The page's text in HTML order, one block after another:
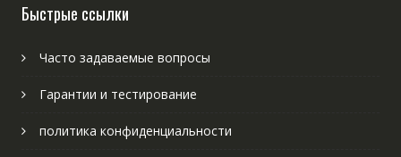
Быстрые ссылки
Часто задаваемые вопросы
Гарантии и тестирование
политика конфиденциальности